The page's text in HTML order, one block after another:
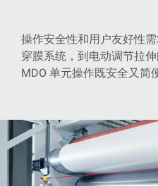
操作安全性和用户友好性
穿膜系统，到电动调节拉
MDO 单元操作既安全又简